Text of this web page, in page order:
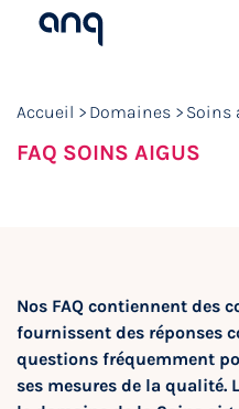
Accueil Domaines Soins
FAQ SOINS AIGUS
Nos FAQ contiennent des
fournissent des réponses
questions fréquemment
ses mesures de la qualité.